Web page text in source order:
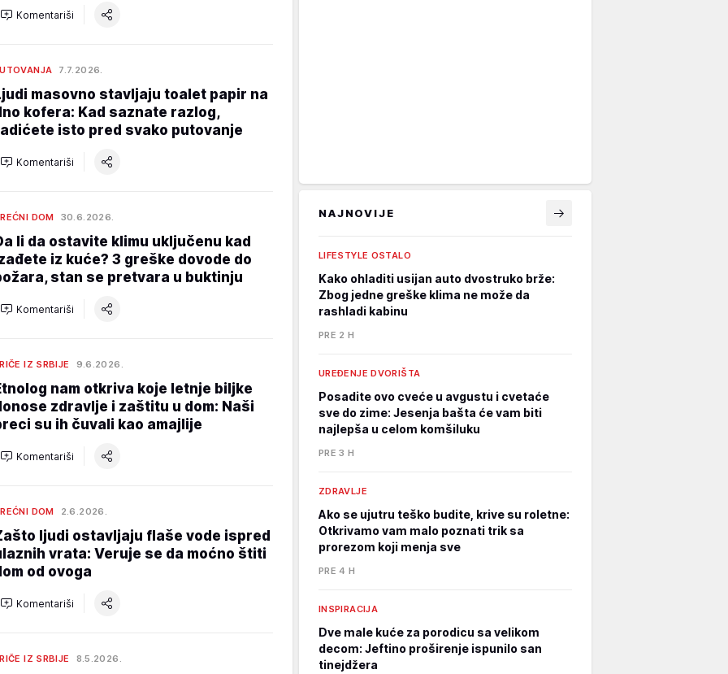
Komentariši
7.7.2026.
masovno stavljaju toalet papir na
kofera: Kad saznate razlog,
isto pred svako putovanje
Komentariši
DOM 30.6.2026.
li da ostavite klimu uključenu kad
iz kuće? 3 greške dovode do
stan se pretvara u buktinju
Komentariši
IZ SRBIJE 9.6.2026.
nam otkriva koje letnje biljke
zdravlje i zaštitu u dom: Naši
su ih čuvali kao amajlije
Komentariši
DOM 2.6.2026.
ljudi ostavljaju flaše vode ispred
vrata: Veruje se da moćno štiti
od ovoga
Komentariši
IZ SRBIJE 8.5.2026.
NAJNOVIJE
LIFESTYLE OSTALO
Kako ohladiti usijan auto dvostruko brže:
Zbog jedne greške klima ne može da
rashladi kabinu
PRE 2 H
UREĐENJE DVORIŠTA
Posadite ovo cveće u avgustu i cvetaće
sve do zime: Jesenja bašta će vam biti
najlepša u celom komšiluku
PRE 3 H
ZDRAVLJE
Ako se ujutru teško budite, krive su roletne:
Otkrivamo vam malo poznati trik sa
prorezom koji menja sve
PRE 4 H
INSPIRACIJA
Dve male kuće za porodicu sa velikom
decom: Jeftino proširenje ispunilo san
tinejdžera